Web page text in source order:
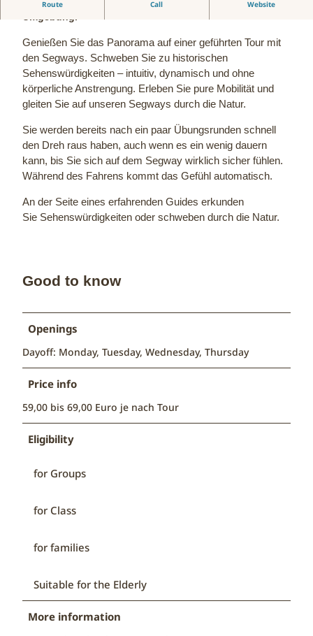
Route Call Website
Genießen Sie das Panorama auf einer geführten Tour mit
den Segways. Schweben Sie zu historischen
Sehenswürdigkeiten – intuitiv, dynamisch und ohne
körperliche Anstrengung. Erleben Sie pure Mobilität und
gleiten Sie auf unseren Segways durch die Natur.
Sie werden bereits nach ein paar Übungsrunden schnell
den Dreh raus haben, auch wenn es ein wenig dauern
kann, bis Sie sich auf dem Segway wirklich sicher fühlen.
Während des Fahrens kommt das Gefühl automatisch.
An der Seite eines erfahrenden Guides erkunden
Sie Sehenswürdigkeiten oder schweben durch die Natur.
Good to know
Openings
Dayoff: Monday, Tuesday, Wednesday, Thursday
Price info
59,00 bis 69,00 Euro je nach Tour
Eligibility
for Groups
for Class
for families
Suitable for the Elderly
More information